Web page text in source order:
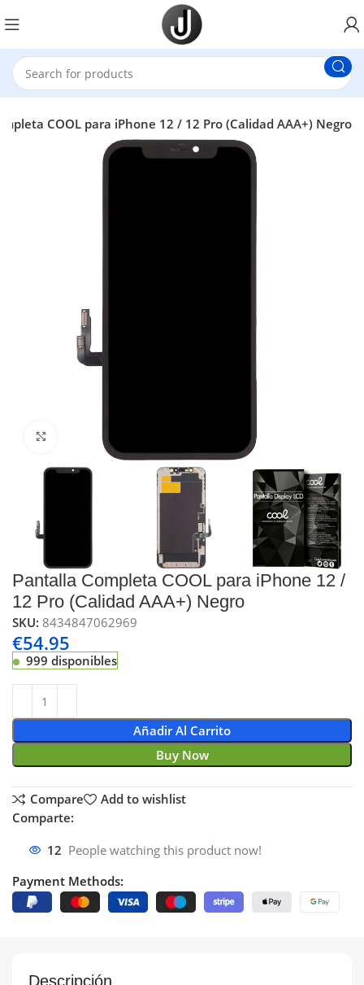
COOL para iPhone 12 / 12 Pro (Calidad AAA+) Negro
Click to enlarge
Pantalla Completa COOL para iPhone 12 /
12 Pro (Calidad AAA+) Negro
SKU:8434847062969
€54.95
999 disponibles
Añadir Al Carrito
Buy Now
Compare
Add to wishlist
Comparte:
12 People watching this product now!
Payment Methods:
Descripción